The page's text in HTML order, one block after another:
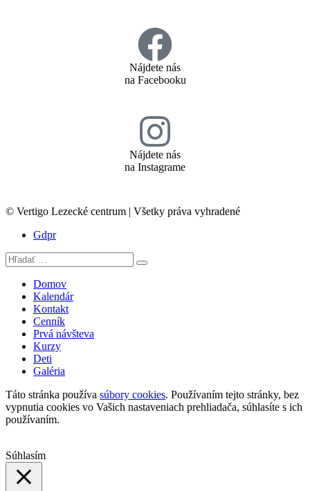
Nájdete nás
na Facebooku
Nájdete nás
na Instagrame
© Vertigo Lezecké centrum | Všetky práva vyhradené
Gdpr
Domov
Kalendár
Kontakt
Cenník
Prvá návšteva
Kurzy
Deti
Galéria
Táto stránka používa súbory cookies. Používaním tejto stránky, bez
vypnutia cookies vo Vašich nastaveniach prehliadača, súhlasíte s ich
používaním.
Súhlasím